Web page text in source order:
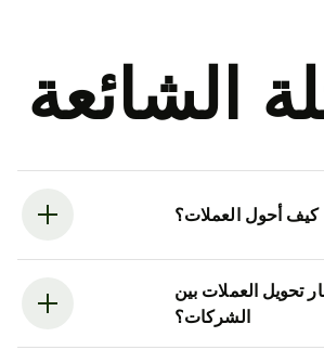
الشائعة
أحول العملات؟
تحويل العملات بين
الشركات؟